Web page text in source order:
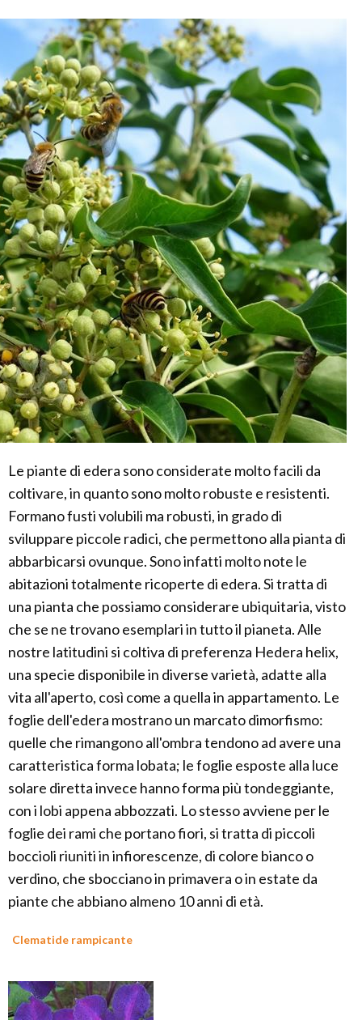
Le piante di edera sono considerate molto facili da
coltivare, in quanto sono molto robuste e resistenti.
Formano fusti volubili ma robusti, in grado di
sviluppare piccole radici, che permettono alla pianta di
abbarbicarsi ovunque. Sono infatti molto note le
abitazioni totalmente ricoperte di edera. Si tratta di
una pianta che possiamo considerare ubiquitaria, visto
che se ne trovano esemplari in tutto il pianeta. Alle
nostre latitudini si coltiva di preferenza Hedera helix,
una specie disponibile in diverse varietà, adatte alla
vita all'aperto, così come a quella in appartamento. Le
foglie dell'edera mostrano un marcato dimorfismo:
quelle che rimangono all'ombra tendono ad avere una
caratteristica forma lobata; le foglie esposte alla luce
solare diretta invece hanno forma più tondeggiante,
con i lobi appena abbozzati. Lo stesso avviene per le
foglie dei rami che portano fiori, si tratta di piccoli
boccioli riuniti in infiorescenze, di colore bianco o
verdino, che sbocciano in primavera o in estate da
piante che abbiano almeno 10 anni di età.
Clematide rampicante